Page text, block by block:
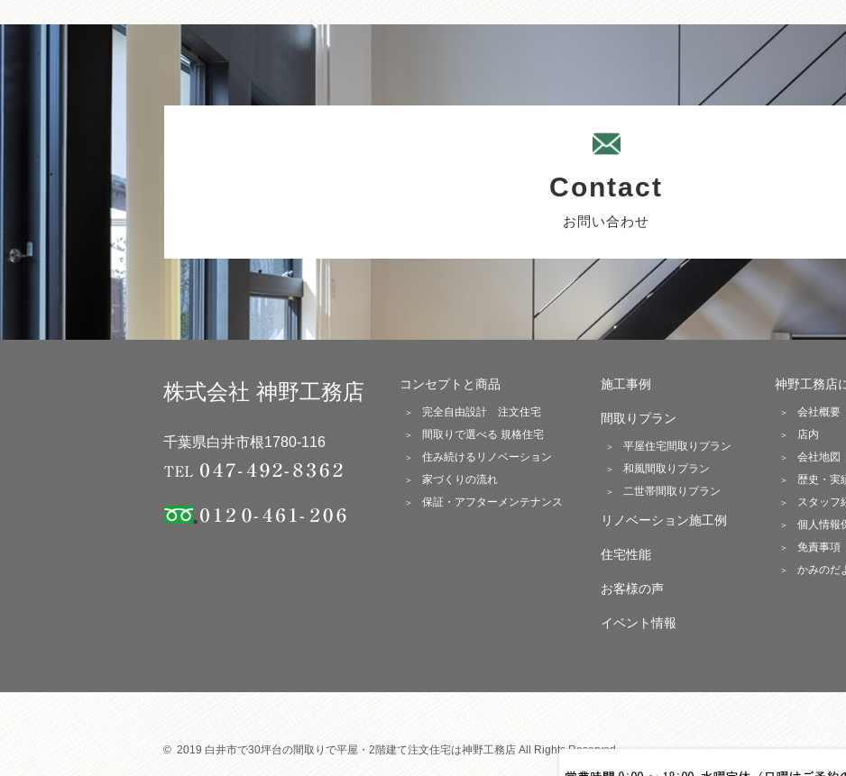
Contact
お問い合わせ
株式会社 神野工務店
千葉県白井市根1780-116
コンセプトと商品
完全自由設計 注文住宅
間取りで選べる 規格住宅
住み続けるリノベーション
家づくりの流れ
保証・アフターメンテナンス
施工事例
間取りプラン
平屋住宅間取りプラン
和風間取りプラン
二世帯間取りプラン
リノベーション施工例
住宅性能
お客様の声
イベント情報
神野工務店
会社概要
店内
会社地図
歴史・実
スタッフ
個人情報
免責事項
かみのだ
© 2019 白井市で30坪台の間取りで平屋・2階建て注文住宅は神野工務店 All Rights Reserved.